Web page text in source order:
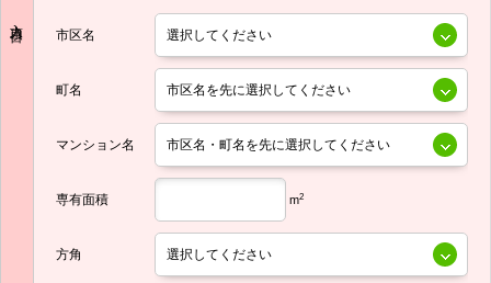
市区名
町名
マンション名
専有面積 m2
方角